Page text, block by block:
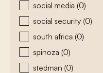
social media (0)
social security (0)
south africa (0)
spinoza (0)
stedman (0)